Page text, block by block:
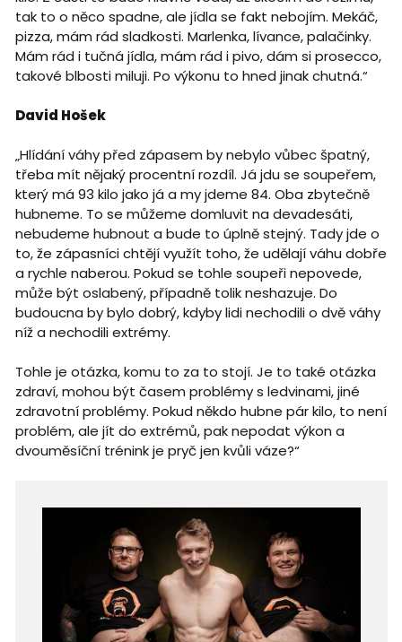
tak to o něco spadne, ale jídla se fakt nebojím. Mekáč,
pizza, mám rád sladkosti. Marlenka, lívance, palačinky.
Mám rád i tučná jídla, mám rád i pivo, dám si prosecco,
takové blbosti miluji. Po výkonu to hned jinak chutná.“
David Hošek
„Hlídání váhy před zápasem by nebylo vůbec špatný,
třeba mít nějaký procentní rozdíl. Já jdu se soupeřem,
který má 93 kilo jako já a my jdeme 84. Oba zbytečně
hubneme. To se můžeme domluvit na devadesáti,
nebudeme hubnout a bude to úplně stejný. Tady jde o
to, že zápasníci chtějí využít toho, že udělají váhu dobře
a rychle naberou. Pokud se tohle soupeři nepovede,
může být oslabený, případně tolik neshazuje. Do
budoucna by bylo dobrý, kdyby lidi nechodili o dvě váhy
níž a nechodili extrémy.
Tohle je otázka, komu to za to stojí. Je to také otázka
zdraví, mohou být časem problémy s ledvinami, jiné
zdravotní problémy. Pokud někdo hubne pár kilo, to není
problém, ale jít do extrémů, pak nepodat výkon a
dvouměsíční trénink je pryč jen kvůli váze?“